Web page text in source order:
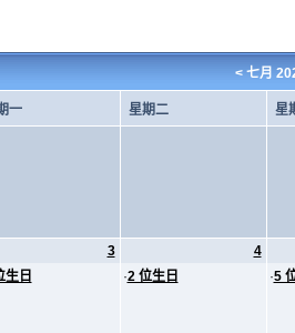
< 七月
一 星期二 星
3
生日
4
·2 位生日 ·5